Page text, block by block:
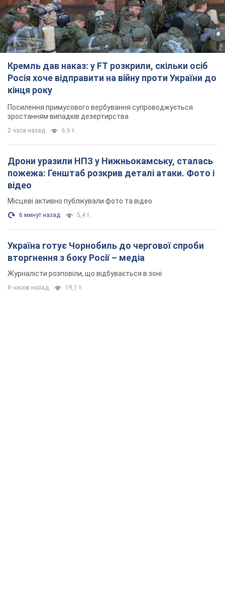
Кремль дав наказ: у FT розкрили, скільки осіб
Росія хоче відправити на війну проти України до
кінця року
Посилення примусового вербування супроводжується
зростанням випадків дезертирства
2 часа назад 6,6 т.
Дрони уразили НПЗ у Нижньокамську, сталась
пожежа: Генштаб розкрив деталі атаки. Фото і
відео
Місцеві активно публікували фото та відео
6 минут назад 5,4 т.
Україна готує Чорнобиль до чергової спроби
вторгнення з боку Росії – медіа
Журналісти розповіли, що відбувається в зоні
8 часов назад 19,1 т.